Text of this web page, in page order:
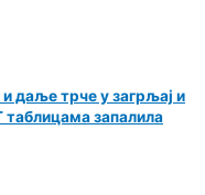
даље трче у загрљај и
таблицама запалила